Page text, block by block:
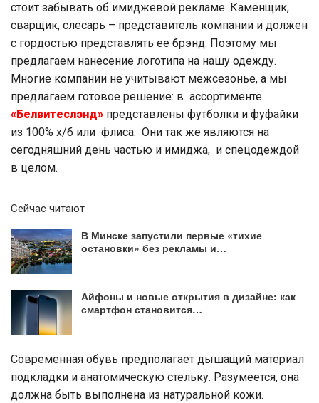
стоит забывать об имиджевой рекламе. Каменщик,
сварщик, слесарь – представитель компании и должен
с гордостью представлять ее брэнд. Поэтому мы
предлагаем нанесение логотипа на нашу одежду.
Многие компании не учитывают межсезонье, а мы
предлагаем готовое решение: в ассортименте
«Белвитеслэнд» представлены футболки и фуфайки
из 100% х/б или флиса. Они так же являются на
сегодняшний день частью и имиджа, и спецодеждой
в целом.
Сейчас читают
В Минске запустили первые «тихие
остановки» без рекламы и…
Айфоны и новые открытия в дизайне: как
смартфон становится…
Современная обувь предполагает дышащий материал
подкладки и анатомическую стельку. Разумеется, она
должна быть выполнена из натуральной кожи.